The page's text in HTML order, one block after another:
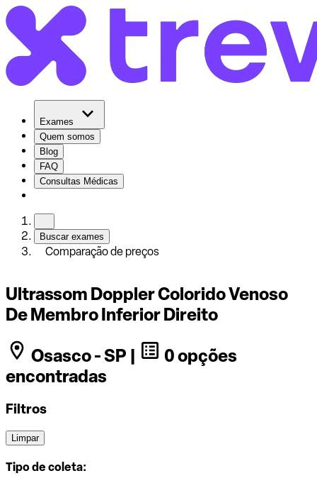
Exames
Quem somos
Blog
FAQ
Consultas Médicas
Buscar exames
Comparação de preços
Ultrassom Doppler Colorido Venoso
De Membro Inferior Direito
Osasco - SP |
0 opções
encontradas
Filtros
Limpar
Tipo de coleta: